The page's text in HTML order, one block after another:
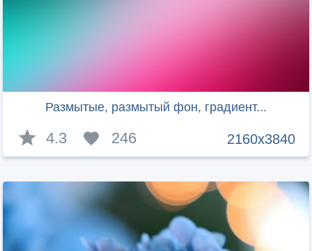
Размытые, размытый фон, градиент...
2160x3840
4.3 246